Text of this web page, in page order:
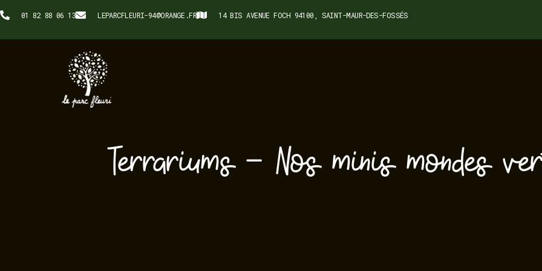
01 82 88 06 13 LEPARCFLEURI-94@ORANGE.FR 14 BIS AVENUE FOCH 94100, SAINT-MAUR-DES-FOSSÉS
Terrariums – Nos minis mondes